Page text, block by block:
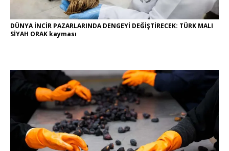
DÜNYA İNCİR PAZARLARINDA DENGEYİ DEĞİŞTİRECEK: TÜRK MALI
SİYAH ORAK kayması